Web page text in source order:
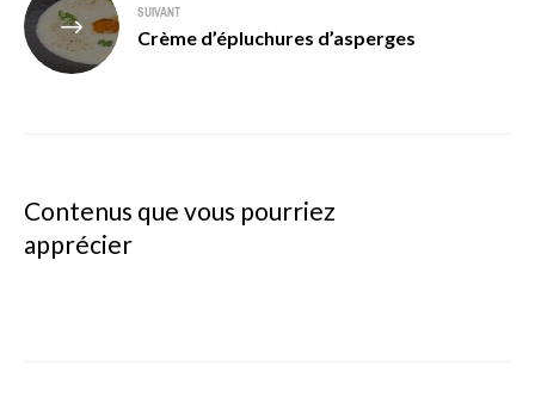
SUIVANT
Crème d’épluchures d’asperges
Contenus que vous pourriez
apprécier